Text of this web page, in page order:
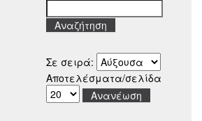
Σε σειρά:
Αποτελέσματα/σελίδα